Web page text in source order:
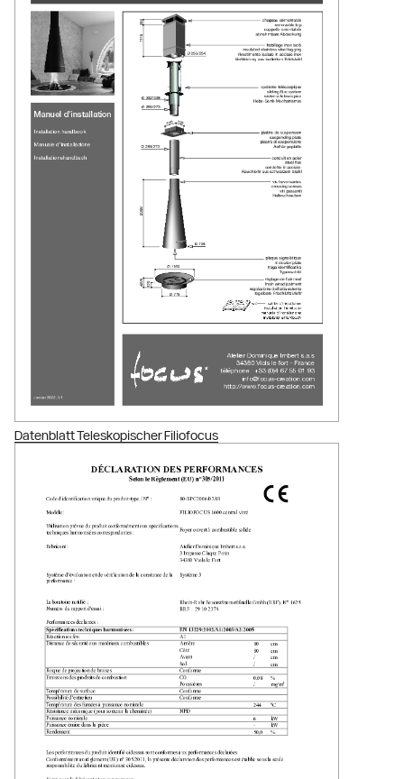
Datenblatt Teleskopischer Filiofocus